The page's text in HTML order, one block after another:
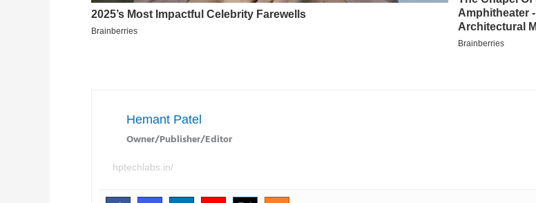
navigationHemant Patel
Owner/Publisher/Editor
hptechlabs.in/